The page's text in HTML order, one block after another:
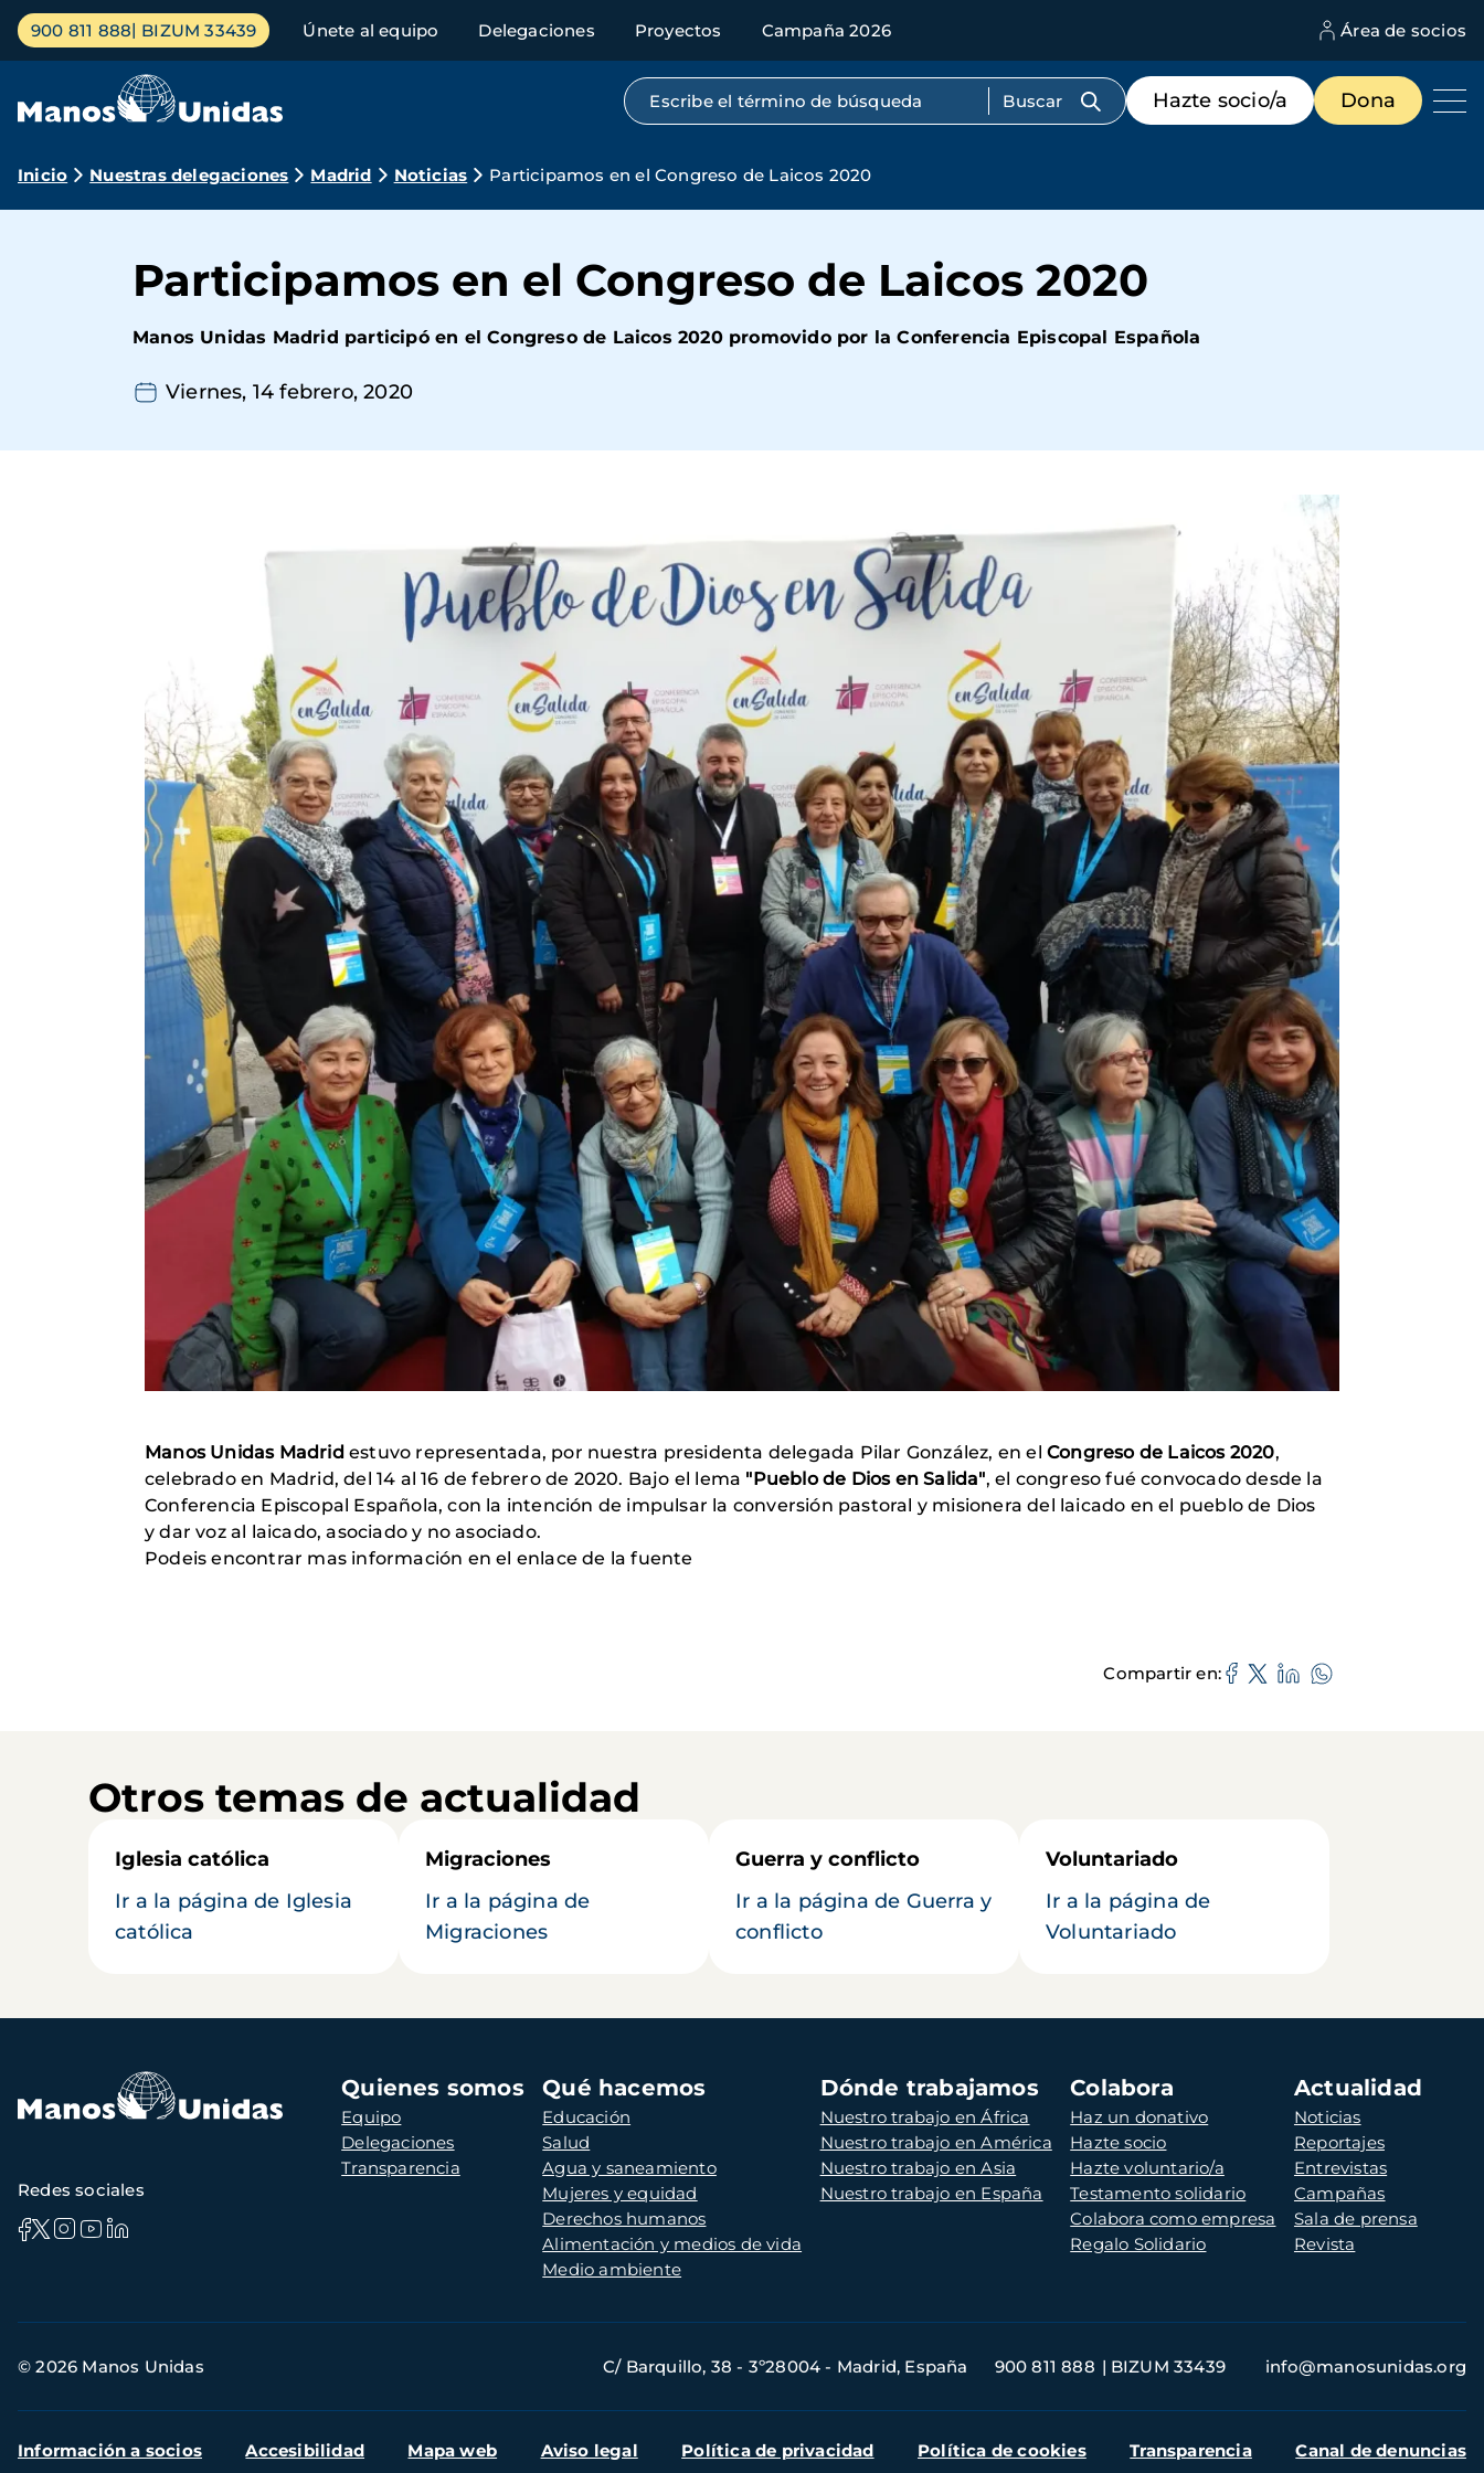
Pasar
contenido
Menú
principal
900 811 888 BIZUM 33439 Únete al equipo Delegaciones Proyectos Campaña 2026 Área de socios
Búsqueda por texto completo
Menú
de
destacados
Hazte socio/a Dona
Ruta
navegación
Inicio Nuestras delegaciones Madrid Noticias Participamos en el Congreso de Laicos 2020
Participamos en el Congreso de Laicos 2020
Manos Unidas Madrid participó en el Congreso de Laicos 2020 promovido por la Conferencia Episcopal Española
Viernes, 14 febrero, 2020
Manos Unidas Madrid estuvo representada, por nuestra presidenta delegada Pilar González, en elCongreso de Laicos 2020,
celebrado en Madrid, del 14 al 16 de febrero de 2020. Bajo el lema "Pueblo de Dios en Salida", el congreso fué convocado desde la
Conferencia Episcopal Española, con la intención de impulsar la conversión pastoral y misionera del laicado en el pueblo de Dios
y dar voz al laicado, asociado y no asociado.
Podeis encontrar mas información en el enlace de la fuente
Compartir en
Otros temas de actualidad
Iglesia católica
Ir a la página de Iglesia
católica
Migraciones
Ir a la página de
Migraciones
Guerra y conflicto
Ir a la página de Guerra y
conflicto
Voluntariado
Ir a la página de
Voluntariado
Navegación
principal
Quienes somos
Equipo
Delegaciones
Transparencia
Qué hacemos
Educación
Salud
Agua y saneamiento
Mujeres y equidad
Derechos humanos
Alimentación y medios de vida
Medio ambiente
Dónde trabajamos
Nuestro trabajo en África
Nuestro trabajo en América
Nuestro trabajo en Asia
Nuestro trabajo en España
Colabora
Haz un donativo
Hazte socio
Hazte voluntario/a
Testamento solidario
Colabora como empresa
Regalo Solidario
Actualidad
Noticias
Reportajes
Entrevistas
Campañas
Sala de prensa
Revista
Redes sociales
de
© 2026 Manos Unidas C/ Barquillo, 38 - 3º28004 - Madrid, España 900 811 888 BIZUM 33439 info@manosunidas.org
Menú
Información a socios Accesibilidad Mapa web Aviso legal Política de privacidad Política de cookies Transparencia Canal de denuncias